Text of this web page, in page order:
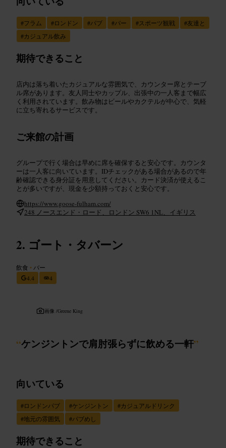
#フラム #ロンドン #パブ #バー #スポーツ観戦 #友達と
#カジュアル飲み
期待できること
店内は落ち着いたカジュアルな雰囲気で、カウンター席とテーブ
ル席があります。友人同士やカップル、出張中の一人客まで幅広
く利用されています。飲み物はビールやカクテルが中心で、気軽
に立ち寄れるサービスです。
ご来館の計画
グループで行く場合は早めに席を確保すると安心です。カウンタ
ーは一人客に向いています。IDチェックがある場合があるので年
齢確認できる身分証を用意してください。カード決済が使えるこ
とが多いですが、現金を少額持っておくと安心です。
https://www.goose-fulham.com/
248 ノースエンド・ロード、ロンドン SW6 1NL、イギリス
ゴート・タバーン
飲食 • バー
4.4
4
画像 /Greene King
“ケンジントンで肩肘張らずに飲める一軒”
向いている
#ロンドンパブ #ケンジントン #カジュアルドリンク
#地元の雰囲気 #パブめし
期待できること